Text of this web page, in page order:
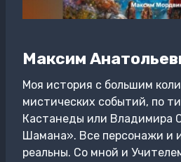
Максим
Моя история с большим
мистических событий, по
Кастанеды или Владимира
Шамана». Все персонажи и
реальны. Со мной и